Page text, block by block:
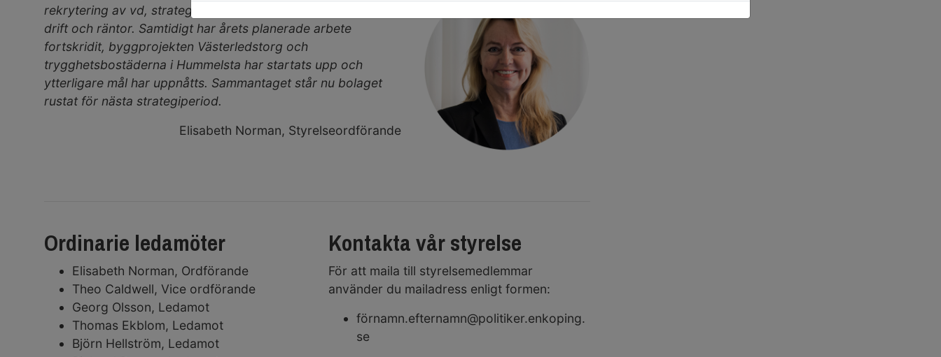
rekrytering av vd, strategiarbete och ökade kostnader för
drift och räntor. Samtidigt har årets planerade arbete
fortskridit, byggprojekten Västerledstorg och
trygghetsbostäderna i Hummelsta har startats upp och
ytterligare mål har uppnåtts. Sammantaget står nu bolaget
rustat för nästa strategiperiod.
Elisabeth Norman, Styrelseordförande
Ordinarie ledamöter
Elisabeth Norman, Ordförande
Theo Caldwell, Vice ordförande
Georg Olsson, Ledamot
Thomas Ekblom, Ledamot
Björn Hellström, Ledamot
Kontakta vår styrelse
För att maila till styrelsemedlemmar
använder du mailadress enligt formen:
förnamn.efternamn@politiker.enkoping.
se